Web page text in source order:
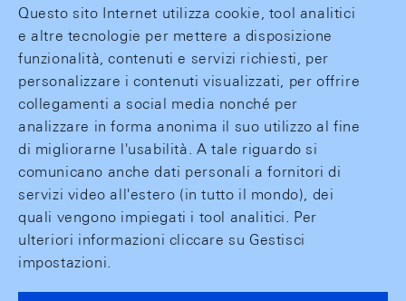
Questo sito Internet utilizza cookie, tool analitici
e altre tecnologie per mettere a disposizione
funzionalità, contenuti e servizi richiesti, per
personalizzare i contenuti visualizzati, per offrire
collegamenti a social media nonché per
analizzare in forma anonima il suo utilizzo al fine
di migliorarne l'usabilità. A tale riguardo si
comunicano anche dati personali a fornitori di
servizi video all'estero (in tutto il mondo), dei
quali vengono impiegati i tool analitici. Per
ulteriori informazioni cliccare su Gestisci
impostazioni.